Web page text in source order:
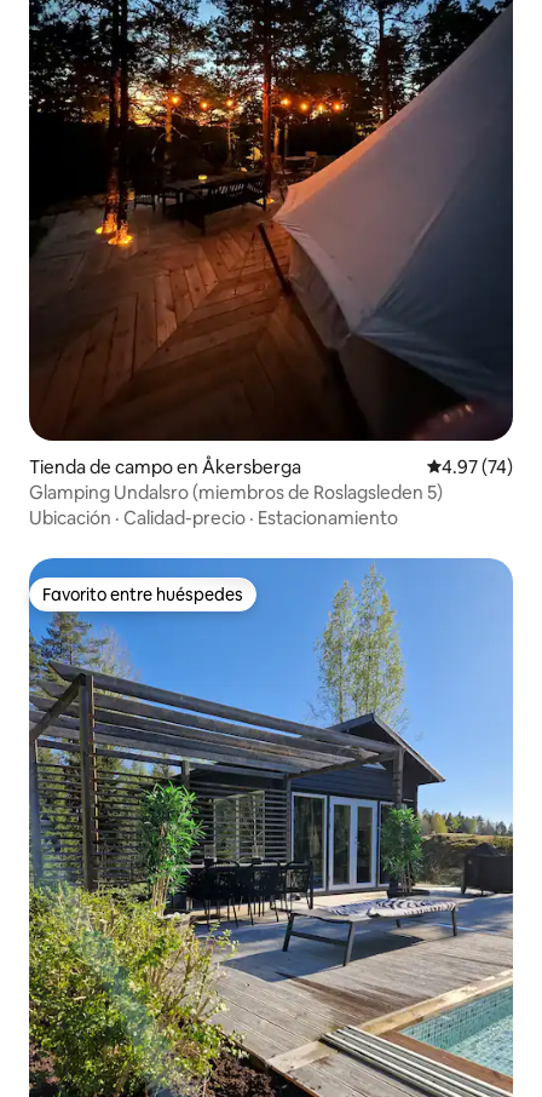
Tienda de campo en Åkersberga Calificación
4.97 (74)
Glamping Undalsro (miembros de Roslagsleden 5)
Ubicación · Calidad-precio · Estacionamiento
Favorito entre huéspedes
Favorito entre huéspedes